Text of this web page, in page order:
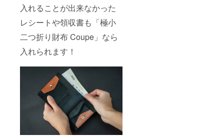
入れることが出来なかった
レシートや領収書も「極小
二つ折り財布 Coupe」なら
入れられます！